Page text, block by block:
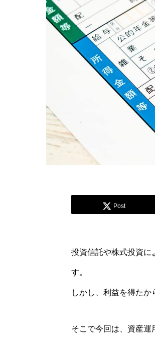
Post
投資信託や株式投資に
す。
しかし、利益を得たか
そこで今回は、資産運